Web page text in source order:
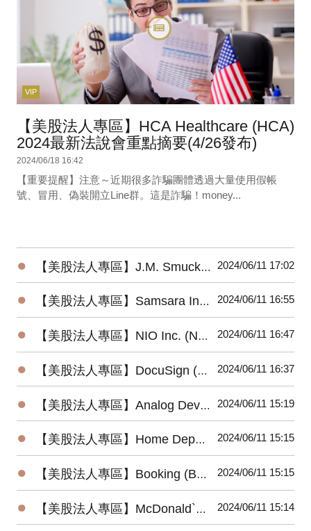
VIP
【美股法人專區】HCA Healthcare (HCA)
2024最新法說會重點摘要(4/26發布)
2024/06/18 16:42
【重要提醒】注意～近期很多詐騙團體透過大量使用假帳
號、冒用、偽裝開立Line群。這是詐騙！money...
● 【美股法人專區】J.M. Smucker Company (SJM) 2024最新法說會重點摘要(6/6發布) 2024/06/11 17:02
● 【美股法人專區】Samsara Inc. (IOT) 2024最新法說會重點摘要(6/6發布) 2024/06/11 16:55
● 【美股法人專區】NIO Inc. (NIO) 2024最新法說會重點摘要(6/6發布) 2024/06/11 16:47
● 【美股法人專區】DocuSign (DOCU) 2024最新法說會重點摘要(6/6發布) 2024/06/11 16:37
● 【美股法人專區】Analog Devices (ADI) 2024最新法說會重點摘要(5/22發布) 2024/06/11 15:19
● 【美股法人專區】Home Depot (HD) 2024最新法說會重點摘要(5/14發布) 2024/06/11 15:15
● 【美股法人專區】Booking (BKNG) 2024最新法說會重點摘要(5/2發布) 2024/06/11 15:15
● 【美股法人專區】McDonald`s (MCD) 2024最新法說會重點摘要(4/30發布) 2024/06/11 15:14